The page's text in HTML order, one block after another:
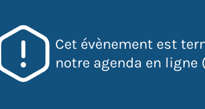
Cet évènement est
notre agenda en ligne